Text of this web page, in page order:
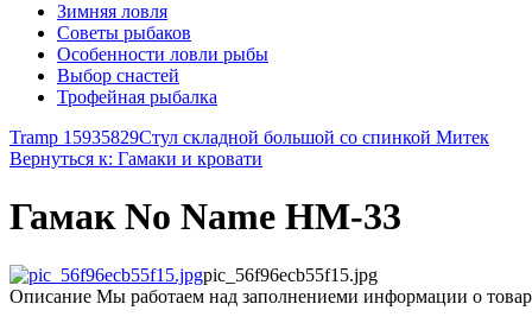
Зимняя ловля
Советы рыбаков
Особенности ловли рыбы
Выбор снастей
Трофейная рыбалка
Tramp 15935829Стул складной большой со спинкой Митек
Вернуться к: Гамаки и кровати
Гамак No Name HM-33
pic_56f96ecb55f15.jpg
Описание Мы работаем над заполнениеми информации о